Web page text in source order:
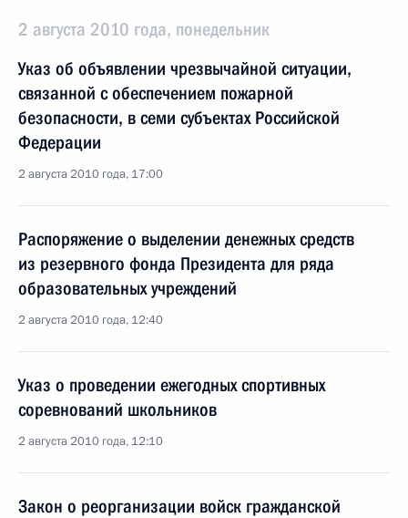
2 августа 2010 года, понедельник
Указ об объявлении чрезвычайной ситуации,
связанной с обеспечением пожарной
безопасности, в семи субъектах Российской
Федерации
2 августа 2010 года, 17:00
Распоряжение о выделении денежных средств
из резервного фонда Президента для ряда
образовательных учреждений
2 августа 2010 года, 12:40
Указ о проведении ежегодных спортивных
соревнований школьников
2 августа 2010 года, 12:10
Закон о реорганизации войск гражданской